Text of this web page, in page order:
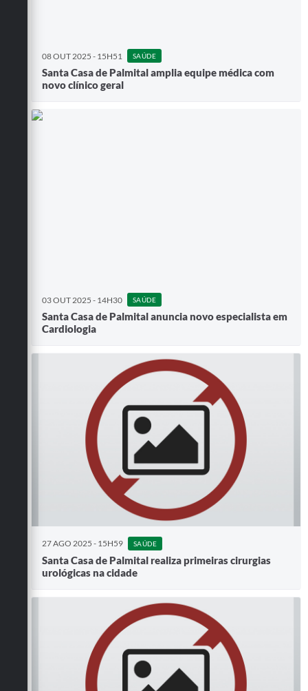
08 OUT 2025 - 15H51 SAÚDE
Santa Casa de Palmital amplia equipe médica com
novo clínico geral
03 OUT 2025 - 14H30 SAÚDE
Santa Casa de Palmital anuncia novo especialista em
Cardiologia
27 AGO 2025 - 15H59 SAÚDE
Santa Casa de Palmital realiza primeiras cirurgias
urológicas na cidade